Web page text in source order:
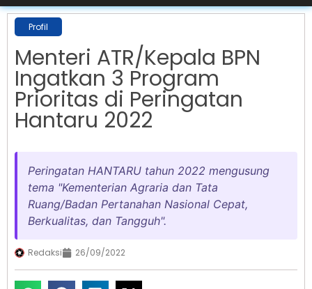
Profil
Menteri ATR/Kepala BPN
Ingatkan 3 Program
Prioritas di Peringatan
Hantaru 2022
Peringatan HANTARU tahun 2022 mengusung
tema "Kementerian Agraria dan Tata
Ruang/Badan Pertanahan Nasional Cepat,
Berkualitas, dan Tangguh".
Redaksi 26/09/2022